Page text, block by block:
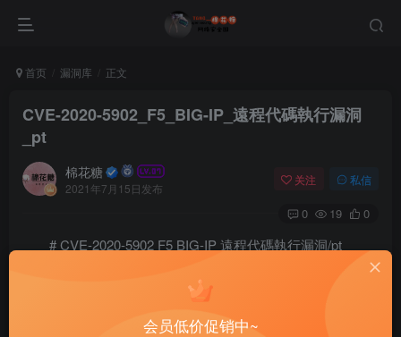
首页 漏洞库 正文
CVE-2020-5902_F5_BIG-IP_遠程代碼執行漏洞
_pt
棉花糖
2021年7月15日发布
关注 私信
0 19 0
# CVE-2020-5902 F5 BIG-IP 遠程代碼執行漏洞/pt
== Impacto de vulnerabilidade ==
F5 BIG-IP 15.x: 15.1.0.4 会员低价促销中~